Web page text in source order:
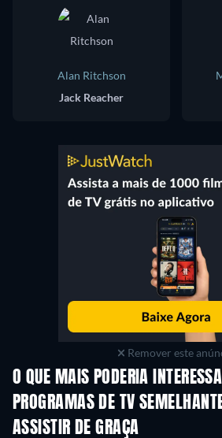
Alan Ritchson
Jack Reacher
Remover este
O QUE MAIS PODERIA
Série
PROGRAMAS DE TV
ASSISTIR DE GRAÇA
Série